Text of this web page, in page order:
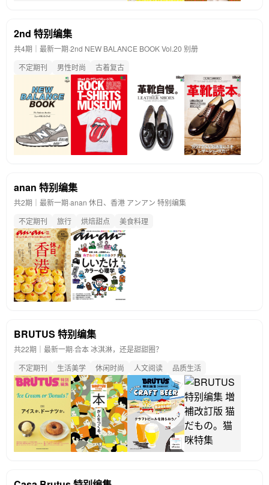
2nd 特别编集
共4期｜最新一期·2nd NEW BALANCE BOOK Vol.20 别册
不定期刊
男性时尚 古着复古
anan 特别编集
共2期｜最新一期·anan 休日、香港 アンアン 特别编集
不定期刊
旅行 烘焙甜点 美食料理
BRUTUS 特别编集
共22期｜最新一期·合本 冰淇淋，还是甜甜圈？
不定期刊
生活美学 休闲时尚 人文阅读 品质生活